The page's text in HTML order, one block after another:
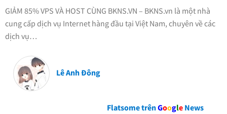
GIẢM 85% VPS VÀ HOST CÙNG BKNS.VN – BKNS.vn là một nhà
cung cấp dịch vụ Internet hàng đầu tại Việt Nam, chuyên về các
dịch vụ…
Lê Anh Đông
Flatsome trênGoogle News